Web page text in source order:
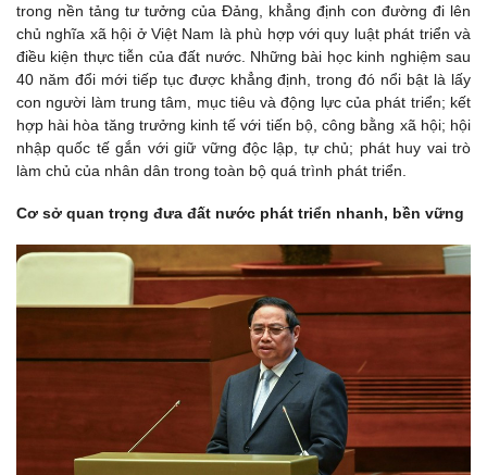
trong nền tảng tư tưởng của Đảng, khẳng định con đường đi lên
chủ nghĩa xã hội ở Việt Nam là phù hợp với quy luật phát triển và
điều kiện thực tiễn của đất nước. Những bài học kinh nghiệm sau
40 năm đổi mới tiếp tục được khẳng định, trong đó nổi bật là lấy
con người làm trung tâm, mục tiêu và động lực của phát triển; kết
hợp hài hòa tăng trưởng kinh tế với tiến bộ, công bằng xã hội; hội
nhập quốc tế gắn với giữ vững độc lập, tự chủ; phát huy vai trò
làm chủ của nhân dân trong toàn bộ quá trình phát triển.
Cơ sở quan trọng đưa đất nước phát triển nhanh, bền vững